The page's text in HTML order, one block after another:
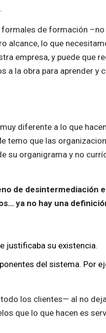
de formación
alcance, lo que
empresa, y puede que
a la obra para aprender y
diferente a lo que
temo que las
su organigrama y no
de desintermediación
ya no hay una
justificaba su existencia.
del sistema. Por
los clientes— al no
que lo que hacen es